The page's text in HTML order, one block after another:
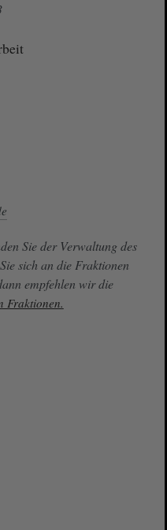
Sie der Verwaltung des
sich an die Fraktionen
empfehlen wir die
Fraktionen.